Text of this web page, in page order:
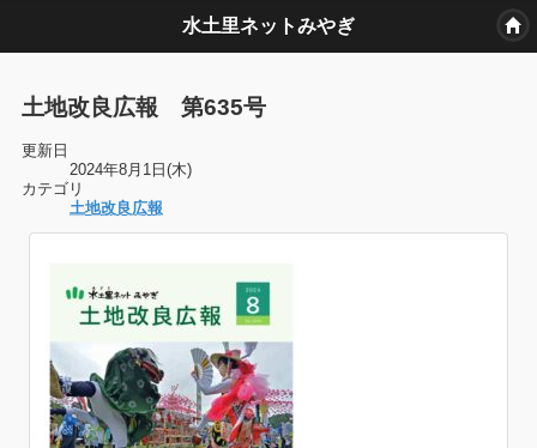
水土里ネットみやぎ
土地改良広報 第635号
更新日
2024年8月1日(木)
カテゴリ
土地改良広報